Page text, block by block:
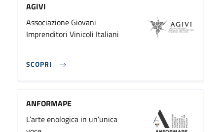
AGIVI
Associazione Giovani
Imprenditori Vinicoli Italiani
SCOPRI
ANFORMAPE
L’arte enologica in un’unica